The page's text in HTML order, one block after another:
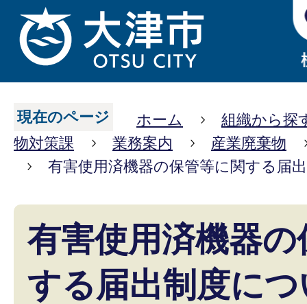
現在のページ ホーム
組織から探
物対策課
業務案内
産業廃棄物
有害使用済機器の保管等に関する届
有害使用済機器
する届出制度に